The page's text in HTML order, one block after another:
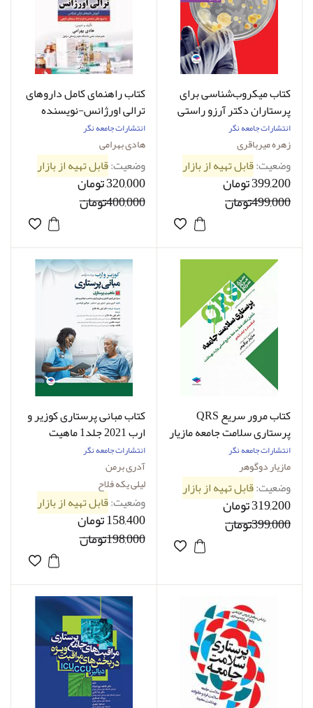
کتاب میکروب‌شناسی برای
پرستاران دکتر آرزو راستی
-نویسنده زهره میرباقری
انتشارات جامعه نگر
زهره میرباقری
وضعیت:قابل تهیه از بازار
399,200 تومان
499,000تومان
کتاب راهنمای کامل داروهای
ترالی اورژانس-نویسنده
هادی بهرامی
انتشارات جامعه نگر
هادی بهرامی
وضعیت:قابل تهیه از بازار
320,000 تومان
400,000تومان
کتاب مرور سریع QRS
پرستاری سلامت جامعه مازیار
دوگوهر
انتشارات جامعه نگر
مازیار دوگوهر
وضعیت:قابل تهیه از بازار
319,200 تومان
399,000تومان
کتاب مبانی پرستاری کوزیر و
ارب 2021 جلد1 ماهیت
پرستاری-نویسنده پروفسور
آدری برمن-مترجم دکتر
لیلی یکه فلاح
انتشارات جامعه نگر
آدری برمن
لیلی یکه فلاح
وضعیت:قابل تهیه از بازار
158,400 تومان
198,000تومان